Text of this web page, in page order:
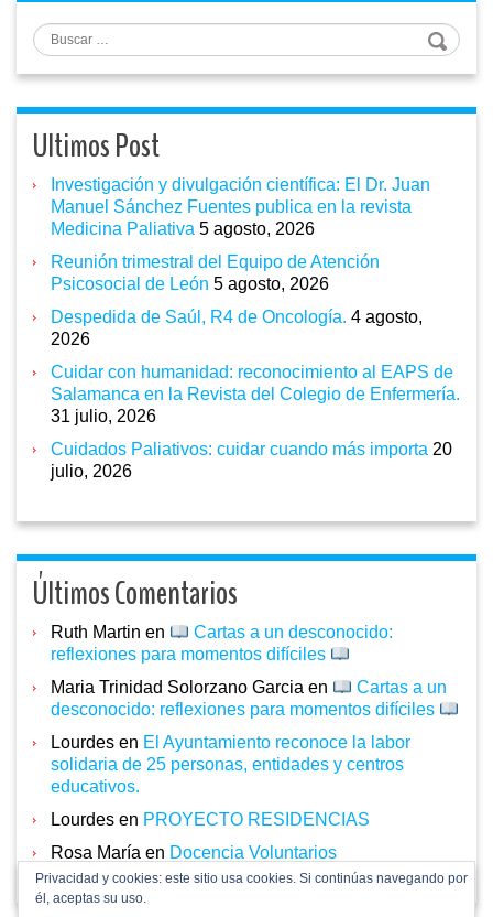
Buscar
Ultimos Post
Investigación y divulgación científica: El Dr. Juan
Manuel Sánchez Fuentes publica en la revista
Medicina Paliativa 5 agosto, 2026
Reunión trimestral del Equipo de Atención
Psicosocial de León 5 agosto, 2026
Despedida de Saúl, R4 de Oncología. 4 agosto,
2026
Cuidar con humanidad: reconocimiento al EAPS de
Salamanca en la Revista del Colegio de Enfermería.
31 julio, 2026
Cuidados Paliativos: cuidar cuando más importa 20
julio, 2026
Últimos Comentarios
Ruth Martin en
Cartas a un desconocido:
reflexiones para momentos difíciles
Maria Trinidad Solorzano Garcia en
Cartas a un
desconocido: reflexiones para momentos difíciles
Lourdes en El Ayuntamiento reconoce la labor
solidaria de 25 personas, entidades y centros
educativos.
Lourdes en PROYECTO RESIDENCIAS
Rosa María en Docencia Voluntarios
Privacidad y cookies: este sitio usa cookies. Si continúas navegando por
él, aceptas su uso.